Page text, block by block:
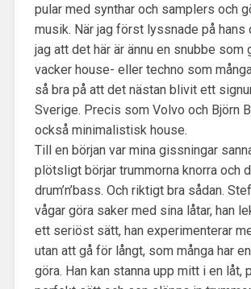
pular med synthar och samplers och
musik. När jag först lyssnade på hans
jag att det här är ännu en snubbe som
vacker house- eller techno som
så bra på att det nästan blivit ett
Sverige. Precis som Volvo och Björn
också minimalistisk house.
Till en början var mina gissningar
plötsligt börjar trummorna knorra och
drum’n’bass. Och riktigt bra sådan.
vågar göra saker med sina låtar, han
ett seriöst sätt, han experimenterar
utan att gå för långt, som många har
göra. Han kan stanna upp mitt i en låt,